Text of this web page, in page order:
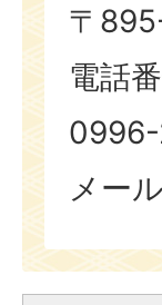
〒
電話
メー